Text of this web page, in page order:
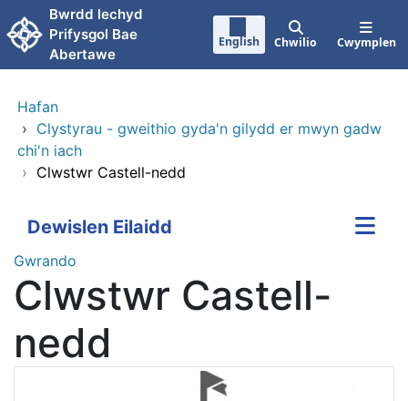
Neidio i'r prif gynnwy
Bwrdd lechyd
Prifysgol Bae
Abertawe
English Chwilio Cwymplen
Hafan
› Clystyrau - gweithio gyda'n gilydd er mwyn gadw
chi'n iach
› Clwstwr Castell-nedd
Dewislen Eilaidd
Gwrando
Clwstwr Castell-
nedd